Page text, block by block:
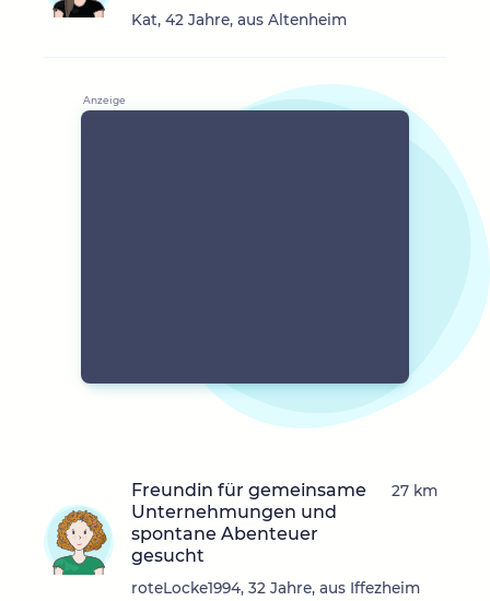
Kat, 42 Jahre, aus Altenheim
Freundin für gemeinsame
Unternehmungen und
spontane Abenteuer
gesucht
roteLocke1994, 32 Jahre, aus Iffezheim
27 km